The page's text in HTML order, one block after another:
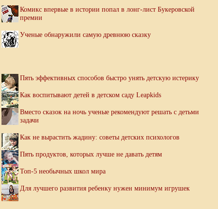
Комикс впервые в истории попал в лонг-лист Букеровской
премии
Ученые обнаружили самую древнюю сказку
Пять эффективных способов быстро унять детскую истерику
Как воспитывают детей в детском саду Leapkids
Вместо сказок на ночь ученые рекомендуют решать с детьми
задачи
Как не вырастить жадину: советы детских психологов
Пять продуктов, которых лучше не давать детям
Топ-5 необычных школ мира
Для лучшего развития ребенку нужен минимум игрушек